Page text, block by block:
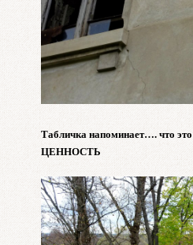
Табличка напоминает…. что это
ЦЕННОСТЬ